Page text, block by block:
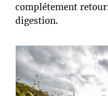
complétement
digestion.